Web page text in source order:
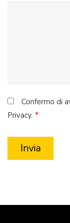
Confermo di
Privacy.